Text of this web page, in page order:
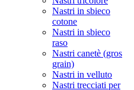
Nastri in sbieco
cotone
Nastri in sbieco
raso
Nastri canetè (gros
grain)
Nastri in velluto
Nastri trecciati per